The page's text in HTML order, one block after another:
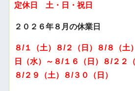
定休日 土・日・祝日
２０２６年８月の休業日
８/１（土）８/２（日）８/８（土
日（水）～８/１６（日）８/２２
８/２９（土）８/３０（日）